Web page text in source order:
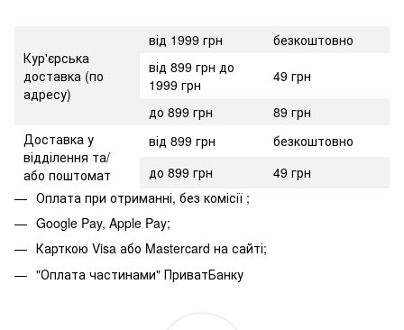
Кур'єрська
доставка (по
адресу)
від 1999 грн
безкоштовно
від 899 грн до
1999 грн
49 грн
до 899 грн
89 грн
Доставка у
відділення та/
або поштомат
від 899 грн
безкоштовно
до 899 грн
49 грн
Оплата при отриманні, без комісії ;
Google Pay, Apple Pay;
Карткою Visa або Mastercard на сайті;
"Оплата частинами" ПриватБанку